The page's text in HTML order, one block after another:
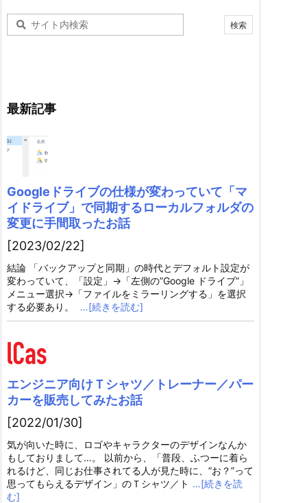
最新記事
Googleドライブの仕様が変わっていて「マ
イドライブ」で同期するローカルフォルダの
変更に手間取ったお話
[2023/02/22]
結論 「バックアップと同期」の時代とデフォルト設定が
変わっていて、「設定」→「左側の”Google ドライブ”」
メニュー選択→「ファイルをミラーリングする」を選択
する必要あり。
…[続きを読む]
エンジニア向けＴシャツ／トレーナー／パー
カーを販売してみたお話
[2022/01/30]
気が向いた時に、ロゴやキャラクターのデザインなんか
もしておりまして…。 以前から、「普段、ふつーに着ら
れるけど、同じお仕事されてる人が見た時に、”お？”って
思ってもらえるデザイン」のＴシャツ／ト …[続きを読
む]